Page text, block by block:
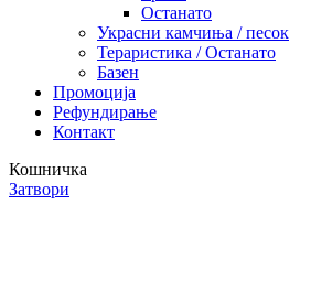
Останато
Украсни камчиња / песок
Тераристика / Останато
Базен
Промоција
Рефундирање
Контакт
Кошничка
Затвори